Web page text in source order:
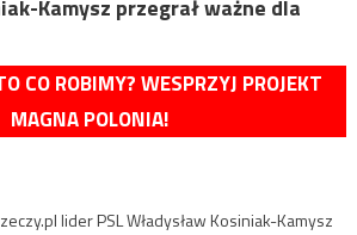
Kamysz przegrał ważne dla
CO ROBIMY? WESPRZYJ PROJEKT
MAGNA POLONIA!
lider PSL Władysław Kosiniak-Kamysz